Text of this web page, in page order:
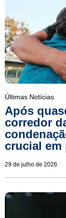
Últimas Notícias
Após
corredor
crucial em
29 de julho de 2026